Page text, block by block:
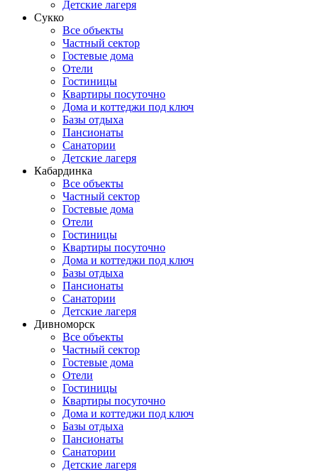
Детские лагеря
Сукко
Все объекты
Частный сектор
Гостевые дома
Отели
Гостиницы
Квартиры посуточно
Дома и коттеджи под ключ
Базы отдыха
Пансионаты
Санатории
Детские лагеря
Кабардинка
Все объекты
Частный сектор
Гостевые дома
Отели
Гостиницы
Квартиры посуточно
Дома и коттеджи под ключ
Базы отдыха
Пансионаты
Санатории
Детские лагеря
Дивноморск
Все объекты
Частный сектор
Гостевые дома
Отели
Гостиницы
Квартиры посуточно
Дома и коттеджи под ключ
Базы отдыха
Пансионаты
Санатории
Детские лагеря